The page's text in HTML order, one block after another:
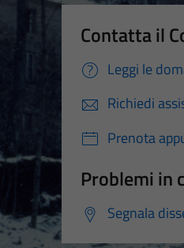
Contatta il
Leggi le
Richiedi
Prenota
Problemi in
Segnala